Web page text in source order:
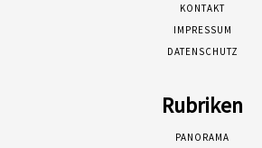
KONTAKT
IMPRESSUM
DATENSCHUTZ
Rubriken
PANORAMA